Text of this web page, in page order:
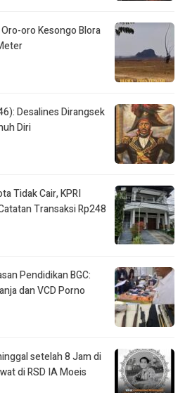
oro Kesongo Blora
Desalines Dirangsek
Diri
Tidak Cair, KPRI
Transaksi Rp248
Pendidikan BGC:
dan VCD Porno
setelah 8 Jam di
di RSD IA Moeis